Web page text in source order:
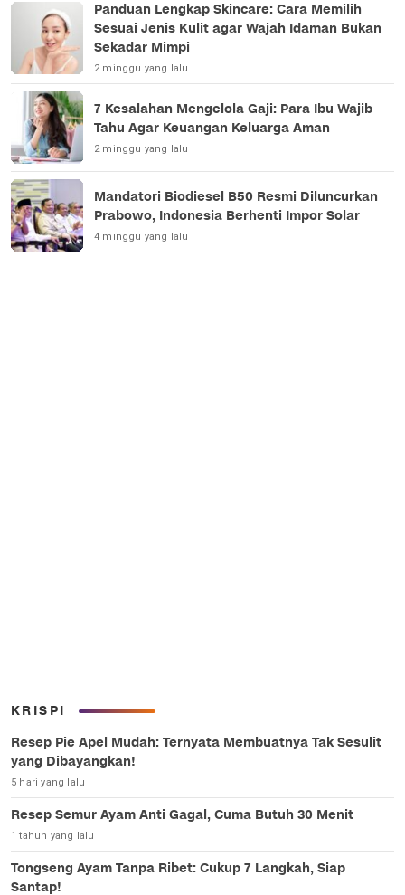
Panduan Lengkap Skincare: Cara Memilih
Sesuai Jenis Kulit agar Wajah Idaman Bukan
Sekadar Mimpi
2 minggu yang lalu
7 Kesalahan Mengelola Gaji: Para Ibu Wajib
Tahu Agar Keuangan Keluarga Aman
2 minggu yang lalu
Mandatori Biodiesel B50 Resmi Diluncurkan
Prabowo, Indonesia Berhenti Impor Solar
4 minggu yang lalu
KRISPI
Resep Pie Apel Mudah: Ternyata Membuatnya Tak Sesulit
yang Dibayangkan!
5 hari yang lalu
Resep Semur Ayam Anti Gagal, Cuma Butuh 30 Menit
1 tahun yang lalu
Tongseng Ayam Tanpa Ribet: Cukup 7 Langkah, Siap
Santap!